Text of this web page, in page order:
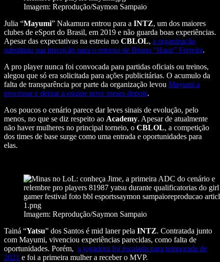
Imagem: Reprodução/Saymon Sampaio
Julia “Mayumi” Nakamura entrou para a INTZ, um dos maiores
clubes de eSport do Brasil, em 2019 e não guarda boas experiências.
Apesar das expectativas na estreia no CBLOL, a organização
substituiu sua inscrição para o retorno de Bruno “Hauz” Ferreira.
A pro player nunca foi convocada para partidas oficiais ou treinos,
alegou que só era solicitada para ações publicitárias. O acumulo da
falta de transparência por parte da organização levou Mayumi a
processar e deixar a equipe nove meses depois.
Aos poucos o cenário parece dar leves sinais de evolução, pelo
menos, no que se diz respeito ao Academy. Apesar de atualmente
não haver mulheres no principal torneio, o CBLOL, a competição
dos times de base surge como uma entrada e oportunidades para
elas.
Imagem: Reprodução/Saymon Sampaio
Tainá “Yatsu” dos Santos é mid laner pela INTZ. Contratada junto
com Mayumi, vivenciou experiências parecidas, como falta de
oportunidades. Porém, a jogadora foi escalada para temporada de
2021 e foi a primeira mulher a receber o MVP.